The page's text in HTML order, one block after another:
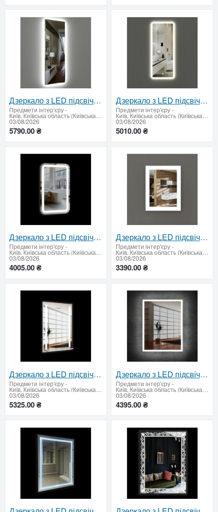
Дзеркало з LED підсвічуванням та сенсорним вимикачем 1600 х 550 мм.
Предмети інтер'єру-
Київ, Київська область (Київська область - продати купити)
03/08/2026
5790.00 ₴
Дзеркало з LED підсвічуванням і сенсорним вимикачем 1200 х 500 мм
Предмети інтер'єру-
Київ, Київська область (Київська область - продати купити)
03/08/2026
5010.00 ₴
Дзеркало з LED підсвічуванням 1000 х 600 мм.
Предмети інтер'єру-
Київ, Київська область (Київська область - продати купити)
03/08/2026
4005.00 ₴
Дзеркало з LED підсвічуванням 950 х 750 мм
Предмети інтер'єру-
Київ, Київська область (Київська область - продати купити)
03/08/2026
3390.00 ₴
Дзеркало з LED підсвічуванням,полицею, кнопками та годинником 950 х 650 мм.
Предмети інтер'єру-
Київ, Київська область (Київська область - продати купити)
03/08/2026
5325.00 ₴
Дзеркало з LED підсвічуванням та сенсорним вимикачем 900 х 700 мм.
Предмети інтер'єру-
Київ, Київська область (Київська область - продати купити)
03/08/2026
4395.00 ₴